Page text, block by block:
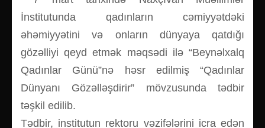
İnstitutunda qadınların cəmiyyətdəki
əhəmiyyətini və onların dünyaya qatdığı
gözəlliyi qeyd etmək məqsədi ilə “Beynəlxalq
Qadınlar Günü”nə həsr edilmiş “Qadınlar
Dünyanı Gözəlləşdirir” mövzusunda tədbir
təşkil edilib.
Tədbir, institutun rektoru vəzifələrini icra edən